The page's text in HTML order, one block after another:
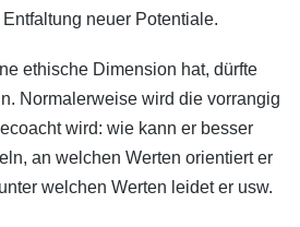
neuer Potentiale.
ethische Dimension hat, dürfte
Normalerweise wird die vorrangig
wird: wie kann er besser
an welchen Werten orientiert er
welchen Werten leidet er usw.